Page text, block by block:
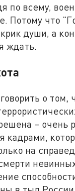
по всему,
Потому что
души, а
ждать.
о том,
– очень
кадрами,
на